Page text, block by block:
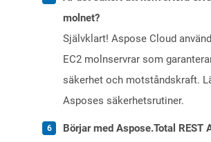
molnet?
Självklart! Aspose Cloud
EC2 molnservrar som
säkerhet och motståndskraft.
Asposes säkerhetsrutiner.
Börjar med Aspose.Total REST